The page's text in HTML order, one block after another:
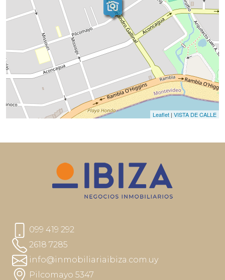
Leaflet | VISTA DE CALLE
099 419 292
2618 7285
info@inmobiliariaibiza.com.uy
Pilcomayo 5347